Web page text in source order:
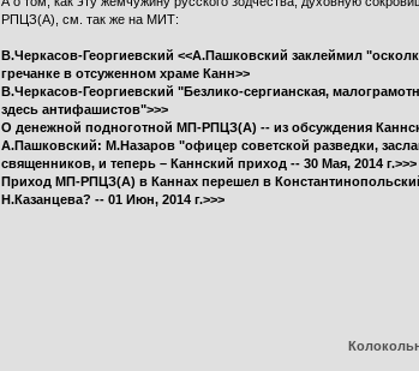
РПЦЗ(А), см. так же на МИТ:
В.Черкасов-Георгиевский <<А.Пашковский заклеймил
гречанке в отсуженном храме Канн>>
В.Черкасов-Георгиевский "Безлико-сергианская,
здесь антифашистов">>>
О денежной подноготной МП-РПЦЗ(А) -- из обсуждения
А.Пашковский: М.Назаров "офицер советской разведки,
священников, и теперь – Каннский приход -- 30 Мая, 2014 г.>>>
Приход МП-РПЦЗ(А) в Каннах перешел в
Н.Казанцева? -- 01 Июн, 2014 г.>>>